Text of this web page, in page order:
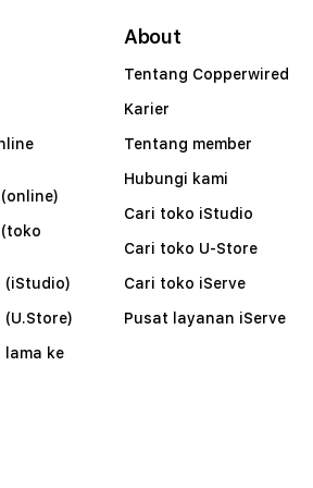
lama ke
About
Tentang Copperwired
Karier
Tentang member
Hubungi kami
Cari toko iStudio
Cari toko U-Store
Cari toko iServe
Pusat layanan iServe